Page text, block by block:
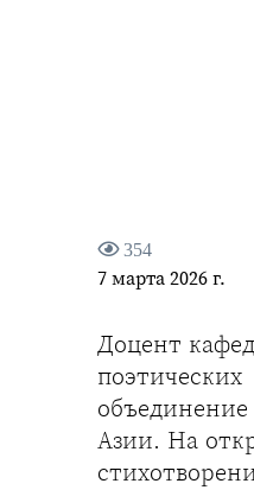
354
7 марта 2026 г.
Доцент
Азии. На